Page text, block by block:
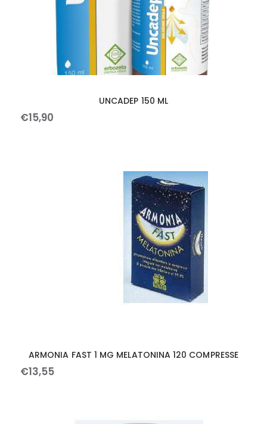
UNCADEP 150 ML
€15,90
ARMONIA FAST 1 MG MELATONINA 120 COMPRESSE
€13,55